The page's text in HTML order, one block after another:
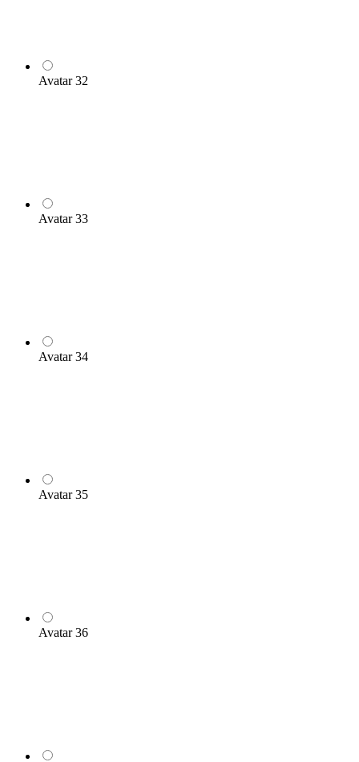
Avatar 32
Avatar 33
Avatar 34
Avatar 35
Avatar 36